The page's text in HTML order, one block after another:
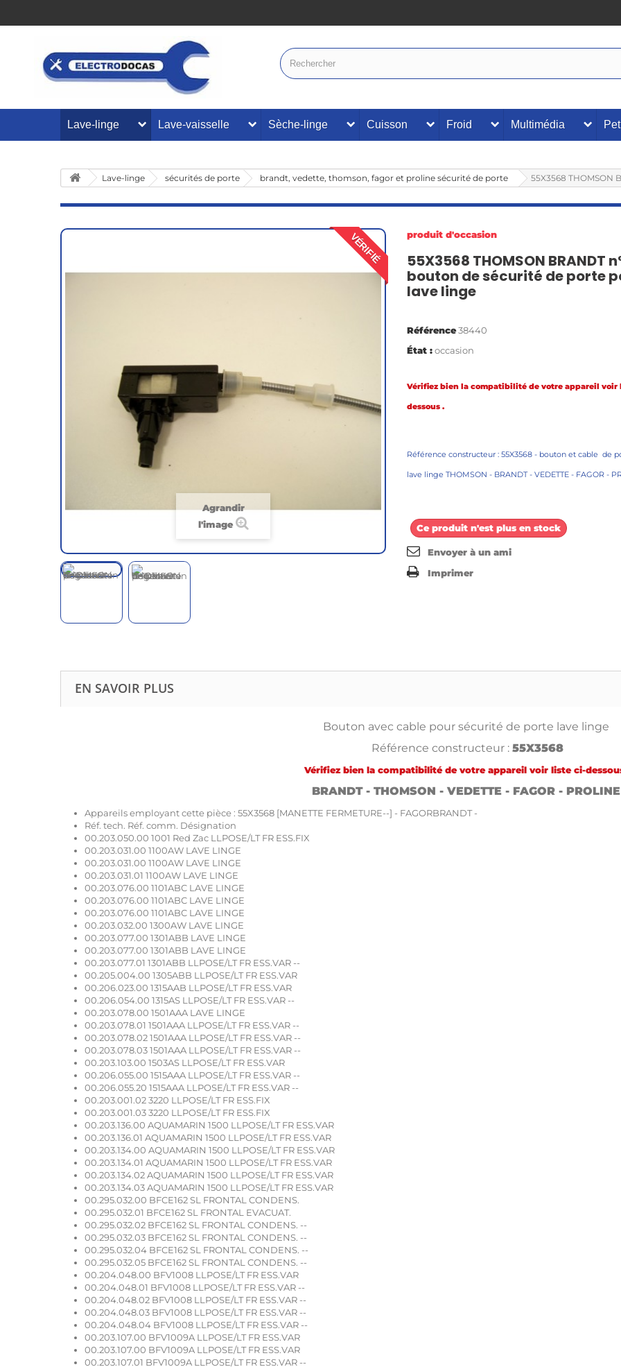
Lave-linge Lave-vaisselle Sèche-linge Cuisson Froid Multimédia
Lave-linge sécurités de porte brandt, vedette, thomson, fagor et proline sécurité de porte 55X3568 THOMSON
VÉRIFIÉ
Agrandir
l'image
produit d'occasion
55X3568 THOMSON BRANDT
bouton de sécurité de porte
lave linge
Référence38440
État :occasion
Vérifiez bien la compatibilité de votre appareil voir
dessous .
Référence constructeur : 55X3568 - bouton et cable de
lave linge THOMSON - BRANDT - VEDETTE - FAGOR -
Ce produit n'est plus en stock
Envoyer à un ami
Imprimer
EN SAVOIR PLUS
Bouton avec cable pour sécurité de porte lave linge
Référence constructeur : 55X3568
Vérifiez bien la compatibilité de votre appareil voir liste ci-
BRANDT - THOMSON - VEDETTE - FAGOR - PROLINE
Appareils employant cette pièce : 55X3568 [MANETTE FERMETURE--] - FAGORBRANDT -
Réf. tech. Réf. comm. Désignation
00.203.050.00 1001 Red Zac LLPOSE/LT FR ESS.FIX
00.203.031.00 1100AW LAVE LINGE
00.203.031.00 1100AW LAVE LINGE
00.203.031.01 1100AW LAVE LINGE
00.203.076.00 1101ABC LAVE LINGE
00.203.076.00 1101ABC LAVE LINGE
00.203.076.00 1101ABC LAVE LINGE
00.203.032.00 1300AW LAVE LINGE
00.203.077.00 1301ABB LAVE LINGE
00.203.077.00 1301ABB LAVE LINGE
00.203.077.01 1301ABB LLPOSE/LT FR ESS.VAR --
00.205.004.00 1305ABB LLPOSE/LT FR ESS.VAR
00.206.023.00 1315AAB LLPOSE/LT FR ESS.VAR
00.206.054.00 1315AS LLPOSE/LT FR ESS.VAR --
00.203.078.00 1501AAA LAVE LINGE
00.203.078.01 1501AAA LLPOSE/LT FR ESS.VAR --
00.203.078.02 1501AAA LLPOSE/LT FR ESS.VAR --
00.203.078.03 1501AAA LLPOSE/LT FR ESS.VAR --
00.203.103.00 1503AS LLPOSE/LT FR ESS.VAR
00.206.055.00 1515AAA LLPOSE/LT FR ESS.VAR --
00.206.055.20 1515AAA LLPOSE/LT FR ESS.VAR --
00.203.001.02 3220 LLPOSE/LT FR ESS.FIX
00.203.001.03 3220 LLPOSE/LT FR ESS.FIX
00.203.136.00 AQUAMARIN 1500 LLPOSE/LT FR ESS.VAR
00.203.136.01 AQUAMARIN 1500 LLPOSE/LT FR ESS.VAR
00.203.134.00 AQUAMARIN 1500 LLPOSE/LT FR ESS.VAR
00.203.134.01 AQUAMARIN 1500 LLPOSE/LT FR ESS.VAR
00.203.134.02 AQUAMARIN 1500 LLPOSE/LT FR ESS.VAR
00.203.134.03 AQUAMARIN 1500 LLPOSE/LT FR ESS.VAR
00.295.032.00 BFCE162 SL FRONTAL CONDENS.
00.295.032.01 BFCE162 SL FRONTAL EVACUAT.
00.295.032.02 BFCE162 SL FRONTAL CONDENS. --
00.295.032.03 BFCE162 SL FRONTAL CONDENS. --
00.295.032.04 BFCE162 SL FRONTAL CONDENS. --
00.295.032.05 BFCE162 SL FRONTAL CONDENS. --
00.204.048.00 BFV1008 LLPOSE/LT FR ESS.VAR
00.204.048.01 BFV1008 LLPOSE/LT FR ESS.VAR --
00.204.048.02 BFV1008 LLPOSE/LT FR ESS.VAR --
00.204.048.03 BFV1008 LLPOSE/LT FR ESS.VAR --
00.204.048.04 BFV1008 LLPOSE/LT FR ESS.VAR --
00.203.107.00 BFV1009A LLPOSE/LT FR ESS.VAR
00.203.107.00 BFV1009A LLPOSE/LT FR ESS.VAR
00.203.107.01 BFV1009A LLPOSE/LT FR ESS.VAR --